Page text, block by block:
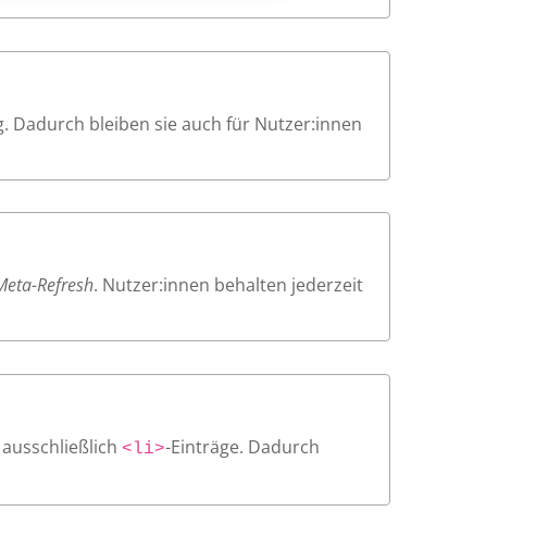
Dadurch bleiben sie auch für Nutzer:innen
Refresh. Nutzer:innen behalten jederzeit
<li>-Einträge. Dadurch